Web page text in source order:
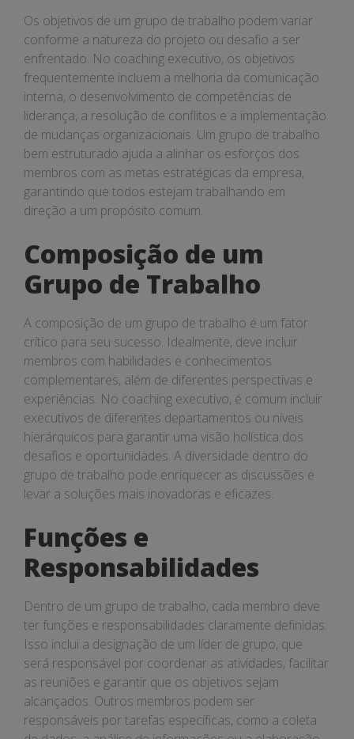
Os objetivos de um grupo de trabalho podem variar
conforme a natureza do projeto ou desafio a ser
enfrentado. No coaching executivo, os objetivos
frequentemente incluem a melhoria da comunicação
interna, o desenvolvimento de competências de
liderança, a resolução de conflitos e a implementação
de mudanças organizacionais. Um grupo de trabalho
bem estruturado ajuda a alinhar os esforços dos
membros com as metas estratégicas da empresa,
garantindo que todos estejam trabalhando em
direção a um propósito comum.
Composição de um
Grupo de Trabalho
A composição de um grupo de trabalho é um fator
crítico para seu sucesso. Idealmente, deve incluir
membros com habilidades e conhecimentos
complementares, além de diferentes perspectivas e
experiências. No coaching executivo, é comum incluir
executivos de diferentes departamentos ou níveis
hierárquicos para garantir uma visão holística dos
desafios e oportunidades. A diversidade dentro do
grupo de trabalho pode enriquecer as discussões e
levar a soluções mais inovadoras e eficazes.
Funções e
Responsabilidades
Dentro de um grupo de trabalho, cada membro deve
ter funções e responsabilidades claramente definidas.
Isso inclui a designação de um líder de grupo, que
será responsável por coordenar as atividades, facilitar
as reuniões e garantir que os objetivos sejam
alcançados. Outros membros podem ser
responsáveis por tarefas específicas, como a coleta